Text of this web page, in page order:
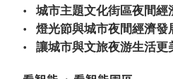
城市主題文化街區夜間經
燈光節與城市夜間經濟發
讓城市與文旅夜游生活更